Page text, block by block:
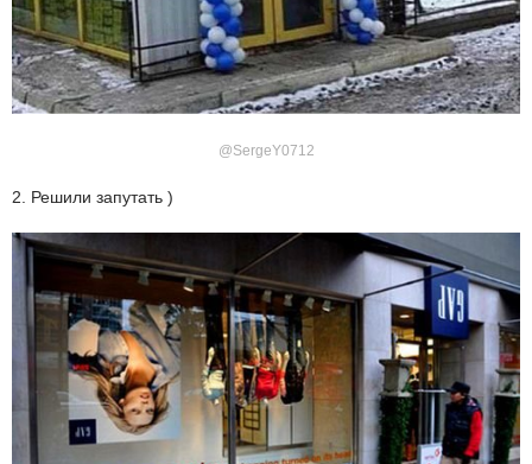
@SergeY0712
2. Решили запутать )